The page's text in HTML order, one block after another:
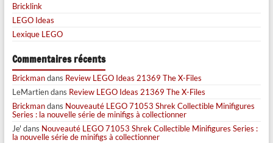
Bricklink
LEGO Ideas
Lexique LEGO
Commentaires récents
Brickmandans Review LEGO Ideas 21369 The X-Files
LeMartiendans Review LEGO Ideas 21369 The X-Files
Brickmandans Nouveauté LEGO 71053 Shrek Collectible Minifigures
Series : la nouvelle série de minifigs à collectionner
Je' dans Nouveauté LEGO 71053 Shrek Collectible Minifigures Series :
la nouvelle série de minifigs à collectionner